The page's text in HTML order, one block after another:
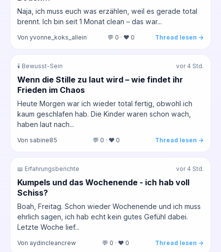
Naja, ich muss euch was erzählen, weil es gerade total
brennt. Ich bin seit 1 Monat clean – das war...
Von yvonne_koks_allein 💬 0 · ❤️ 0 Thread lesen →
🕯️ Bewusst-Sein vor 4 Std.
Wenn die Stille zu laut wird – wie findet ihr
Frieden im Chaos
Heute Morgen war ich wieder total fertig, obwohl ich
kaum geschlafen hab. Die Kinder waren schon wach,
haben laut nach...
Von sabine85 💬 0 · ❤️ 0 Thread lesen →
📖 Erfahrungsberichte vor 4 Std.
Kumpels und das Wochenende - ich hab voll
Schiss?
Boah, Freitag. Schon wieder Wochenende und ich muss
ehrlich sagen, ich hab echt kein gutes Gefühl dabei.
Letzte Woche lief...
Von aydincleancrew 💬 0 · ❤️ 0 Thread lesen →